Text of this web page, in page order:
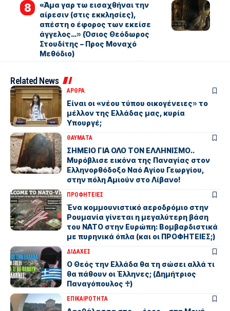
«Άμα γαρ τω εισαχθήναι την
αίρεσιν (στις εκκλησίες),
απέστη ο έφορος των εκείσε
άγγελος…» (Όσιος Θεόδωρος
Στουδίτης – Προς Μοναχό
Μεθόδιο)
Related News
ΑΡΘΡΑ
Είναι οι «νέου τύπου οικογένειες» το
μέλλον της Ελλάδας μας, κυρία
Υπουργέ;
ΘΑΥΜΑΤΑ
ΣΗΜΕΙΟ ΓΙΑ ΟΛΟ ΤΟΝ ΕΛΛΗΝΙΣΜΟ..
Μυρόβλισε εικόνα της Παναγίας στον
Ελληνορθόδοξο Ναό Αγίου Γεωργίου,
στην πόλη Αμιούν στο Λίβανο!
ΠΡΟΦΗΤΕΙΕΣ
Ένα κομμουνιστικό αεροδρόμιο στην
Ρουμανία γίνεται η μεγαλύτερη βάση
του ΝΑΤΟ στην Ευρώπη: Βομβαρδιστικά
με πυρηνικά όπλα (και οι ΠΡΟΦΗΤΕΙΕΣ;)
ΔΙΔΑΧΕΣ
Ο Θεός την Ελλάδα θα τη σώσει αλλά τι
θα πάθουν οι Έλληνες; (Δημήτριος
Παναγόπουλος ♰)
ΕΠΙΚΑΙΡΟΤΗΤΑ